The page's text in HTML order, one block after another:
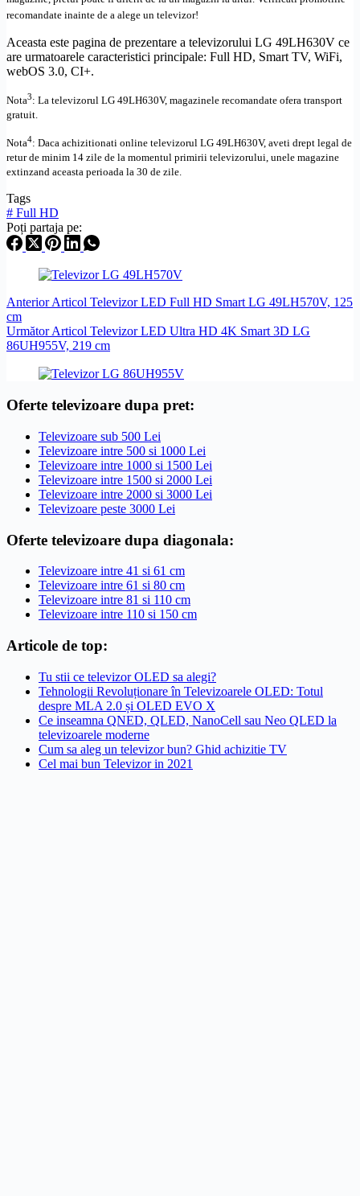
recomandate inainte de a alege un televizor!
Aceasta este pagina de prezentare a televizorului LG 49LH630V ce
are urmatoarele caracteristici principale: Full HD, Smart TV, WiFi,
webOS 3.0, CI+.
Nota3: La televizorul LG 49LH630V, magazinele recomandate ofera transport
gratuit.
Nota4: Daca achizitionati online televizorul LG 49LH630V, aveti drept legal de
retur de minim 14 zile de la momentul primirii televizorului, unele magazine
extinzand aceasta perioada la 30 de zile.
Tags
# Full HD
Poți partaja pe:
AnteriorArticol Televizor LED Full HD Smart LG 49LH570V, 125
cm
UrmătorArticol Televizor LED Ultra HD 4K Smart 3D LG
86UH955V, 219 cm
Oferte televizoare dupa pret:
Televizoare sub 500 Lei
Televizoare intre 500 si 1000 Lei
Televizoare intre 1000 si 1500 Lei
Televizoare intre 1500 si 2000 Lei
Televizoare intre 2000 si 3000 Lei
Televizoare peste 3000 Lei
Oferte televizoare dupa diagonala:
Televizoare intre 41 si 61 cm
Televizoare intre 61 si 80 cm
Televizoare intre 81 si 110 cm
Televizoare intre 110 si 150 cm
Articole de top:
Tu stii ce televizor OLED sa alegi?
Tehnologii Revoluționare în Televizoarele OLED: Totul
despre MLA 2.0 și OLED EVO X
Ce inseamna QNED, QLED, NanoCell sau Neo QLED la
televizoarele moderne
Cum sa aleg un televizor bun? Ghid achizitie TV
Cel mai bun Televizor in 2021